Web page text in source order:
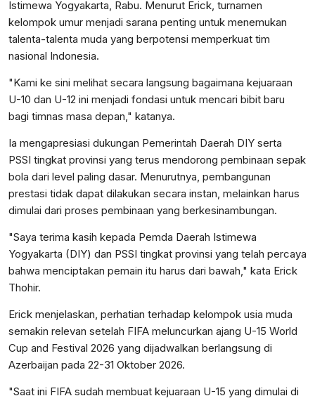
Istimewa Yogyakarta, Rabu. Menurut Erick, turnamen
kelompok umur menjadi sarana penting untuk menemukan
talenta-talenta muda yang berpotensi memperkuat tim
nasional Indonesia.
"Kami ke sini melihat secara langsung bagaimana kejuaraan
U-10 dan U-12 ini menjadi fondasi untuk mencari bibit baru
bagi timnas masa depan," katanya.
Ia mengapresiasi dukungan Pemerintah Daerah DIY serta
PSSI tingkat provinsi yang terus mendorong pembinaan sepak
bola dari level paling dasar. Menurutnya, pembangunan
prestasi tidak dapat dilakukan secara instan, melainkan harus
dimulai dari proses pembinaan yang berkesinambungan.
"Saya terima kasih kepada Pemda Daerah Istimewa
Yogyakarta (DIY) dan PSSI tingkat provinsi yang telah percaya
bahwa menciptakan pemain itu harus dari bawah," kata Erick
Thohir.
Erick menjelaskan, perhatian terhadap kelompok usia muda
semakin relevan setelah FIFA meluncurkan ajang U-15 World
Cup and Festival 2026 yang dijadwalkan berlangsung di
Azerbaijan pada 22-31 Oktober 2026.
"Saat ini FIFA sudah membuat kejuaraan U-15 yang dimulai di